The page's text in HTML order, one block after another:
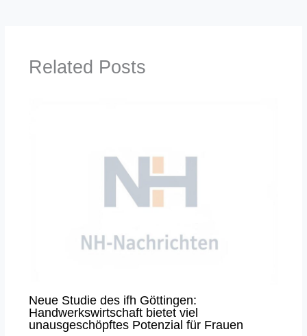
Related Posts
Neue Studie des ifh Göttingen:
Handwerkswirtschaft bietet viel
unausgeschöpftes Potenzial für Frauen